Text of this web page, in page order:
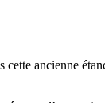
ancienne